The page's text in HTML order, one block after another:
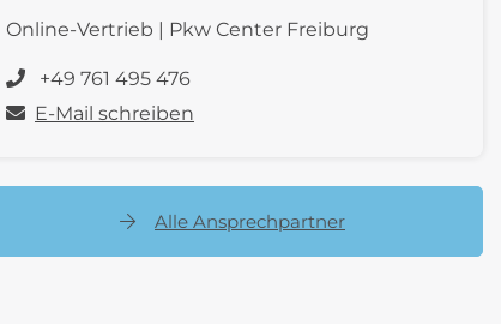
Online-Vertrieb | Pkw Center Freiburg
+49 761 495 476
E-Mail schreiben
Alle Ansprechpartner